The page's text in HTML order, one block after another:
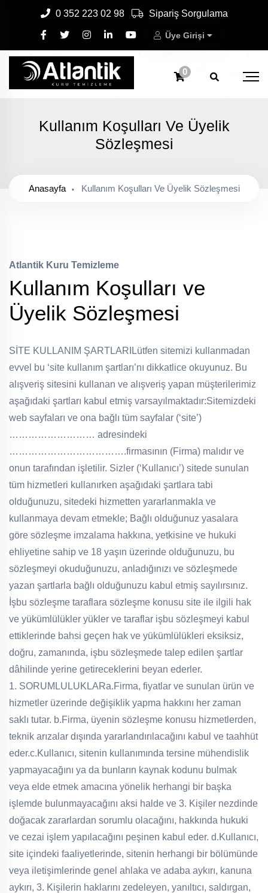
0 352 223 02 98 Sipariş Sorgulama
Üye Girişi
0
Kullanım Koşulları Ve Üyelik
Sözleşmesi
Anasayfa Kullanım Koşulları Ve Üyelik Sözleşmesi
Atlantik Kuru Temizleme
Kullanım Koşulları ve
Üyelik Sözleşmesi
SİTE KULLANIM ŞARTLARI Lütfen sitemizi kullanmadan
evvel bu ‘site kullanım şartları’nı dikkatlice okuyunuz. Bu
alışveriş sitesini kullanan ve alışveriş yapan müşterilerimiz
aşağıdaki şartları kabul etmiş varsayılmaktadır:Sitemizdeki
web sayfaları ve ona bağlı tüm sayfalar (‘site’)
……………………… adresindeki
……………………………….firmasının (Firma) malıdır ve
onun tarafından işletilir. Sizler (‘Kullanıcı’) sitede sunulan
tüm hizmetleri kullanırken aşağıdaki şartlara tabi
olduğunuzu, sitedeki hizmetten yararlanmakla ve
kullanmaya devam etmekle; Bağlı olduğunuz yasalara
göre sözleşme imzalama hakkına, yetkisine ve hukuki
ehliyetine sahip ve 18 yaşın üzerinde olduğunuzu, bu
sözleşmeyi okuduğunuzu, anladığınızı ve sözleşmede
yazan şartlarla bağlı olduğunuzu kabul etmiş sayılırsınız.
İşbu sözleşme taraflara sözleşme konusu site ile ilgili hak
ve yükümlülükler yükler ve taraflar işbu sözleşmeyi kabul
ettiklerinde bahsi geçen hak ve yükümlülükleri eksiksiz,
doğru, zamanında, işbu sözleşmede talep edilen şartlar
dâhilinde yerine getireceklerini beyan ederler.
1. SORUMLULUKLARa.Firma, fiyatlar ve sunulan ürün ve
hizmetler üzerinde değişiklik yapma hakkını her zaman
saklı tutar. b.Firma, üyenin sözleşme konusu hizmetlerden,
teknik arızalar dışında yararlandırılacağını kabul ve taahhüt
eder.c.Kullanıcı, sitenin kullanımında tersine mühendislik
yapmayacağını ya da bunların kaynak kodunu bulmak
veya elde etmek amacına yönelik herhangi bir başka
işlemde bulunmayacağını aksi halde ve 3. Kişiler nezdinde
doğacak zararlardan sorumlu olacağını, hakkında hukuki
ve cezai işlem yapılacağını peşinen kabul eder. d.Kullanıcı,
site içindeki faaliyetlerinde, sitenin herhangi bir bölümünde
veya iletişimlerinde genel ahlaka ve adaba aykırı, kanuna
aykırı, 3. Kişilerin haklarını zedeleyen, yanıltıcı, saldırgan,